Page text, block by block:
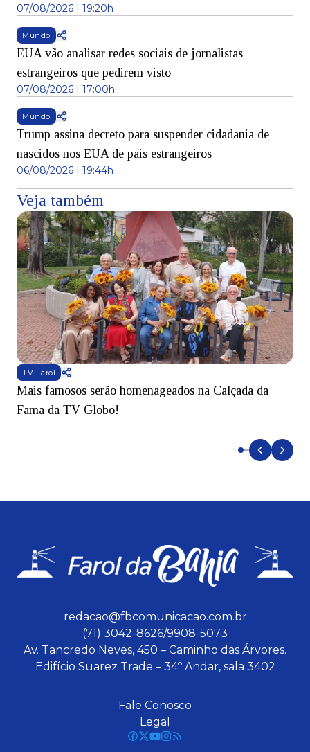
07/08/2026 | 19:20h
Mundo
EUA vão analisar redes sociais de jornalistas
estrangeiros que pedirem visto
07/08/2026 | 17:00h
Mundo
Trump assina decreto para suspender cidadania de
nascidos nos EUA de pais estrangeiros
06/08/2026 | 19:44h
Veja também
TV Farol
Mais famosos serão homenageados na Calçada da
Fama da TV Globo!
redacao@fbcomunicacao.com.br
(71) 3042-8626/9908-5073
Av. Tancredo Neves, 450 – Caminho das Árvores.
Edifício Suarez Trade – 34º Andar, sala 3402
Fale Conosco
Legal